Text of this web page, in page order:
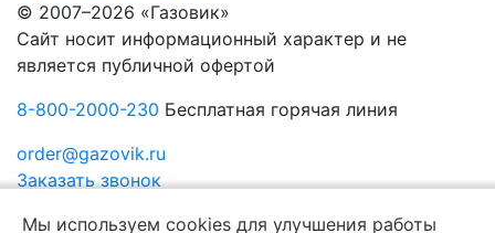
© 2007–2026 «Газовик»
Сайт носит информационный характер и не
является публичной офертой
8-800-2000-230 Бесплатная горячая линия
order@gazovik.ru
Заказать звонок
Мы используем cookies для улучшения работы